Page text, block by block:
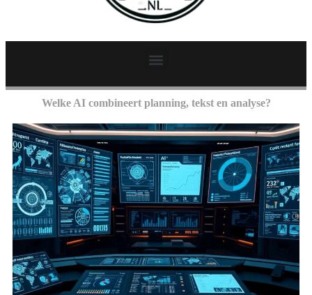
Welke AI combineert planning, tekst en analyse?